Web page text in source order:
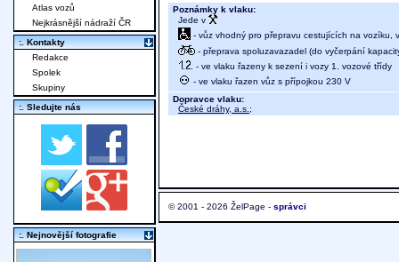
Poznámky k vlaku:
Jede v
- vůz vhodný pro přepravu cestujících na vozíku,
- přeprava spoluzavazadel (do vyčerpání
- ve vlaku řazeny k sezení i vozy 1. vozové třídy
- ve vlaku řazen vůz s přípojkou 230 V
Dopravce vlaku:
České dráhy, a.s. ;
© 2001 - 2026 ŽelPage - správci
Atlas vozů
Nejkrásnější nádraží ČR
:. Kontakty
Redakce
Spolek
Skupiny
:. Sledujte nás
:. Nejnovější fotografie